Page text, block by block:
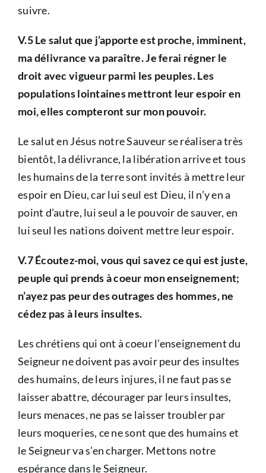
suivre.
V.5 Le salut que j’apporte est proche, imminent,
ma délivrance va paraître. Je ferai régner le
droit avec vigueur parmi les peuples. Les
populations lointaines mettront leur espoir en
moi, elles compteront sur mon pouvoir.
Le salut en Jésus notre Sauveur se réalisera très
bientôt, la délivrance, la libération arrive et tous
les humains de la terre sont invités à mettre leur
espoir en Dieu, car lui seul est Dieu, il n’y en a
point d’autre, lui seul a le pouvoir de sauver, en
lui seul les nations doivent mettre leur espoir.
V.7 Écoutez-moi, vous qui savez ce qui est juste,
peuple qui prends à coeur mon enseignement;
n’ayez pas peur des outrages des hommes, ne
cédez pas à leurs insultes.
Les chrétiens qui ont à coeur l’enseignement du
Seigneur ne doivent pas avoir peur des insultes
des humains, de leurs injures, il ne faut pas se
laisser abattre, décourager par leurs insultes,
leurs menaces, ne pas se laisser troubler par
leurs moqueries, ce ne sont que des humains et
le Seigneur va s’en charger. Mettons notre
espérance dans le Seigneur.